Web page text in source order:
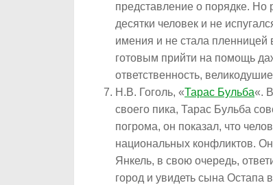
представление о порядке. Но
десятки человек и не
имения и не стала пленницей
готовым прийти на помощь
ответственность,
Н.В. Гоголь, «Тарас Бульба«.
своего пика, Тарас Бульба
погрома, он показал, что
национальных конфликтов. Он
Янкель, в свою очередь,
город и увидеть сына Остапа